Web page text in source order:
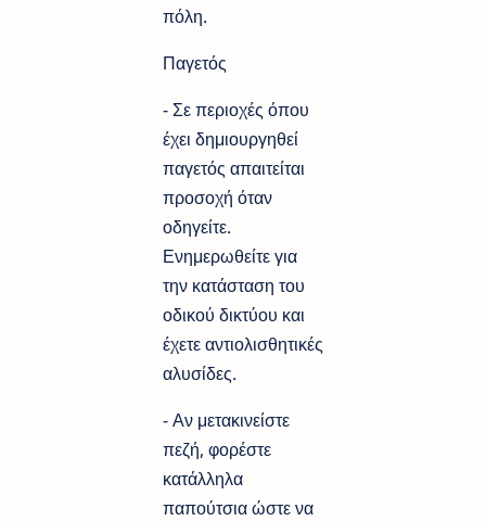
πόλη.
Παγετός
- Σε περιοχές όπου
έχει δημιουργηθεί
παγετός απαιτείται
προσοχή όταν
οδηγείτε.
Ενημερωθείτε για
την κατάσταση του
οδικού δικτύου και
έχετε αντιολισθητικές
αλυσίδες.
- Αν μετακινείστε
πεζή, φορέστε
κατάλληλα
παπούτσια ώστε να